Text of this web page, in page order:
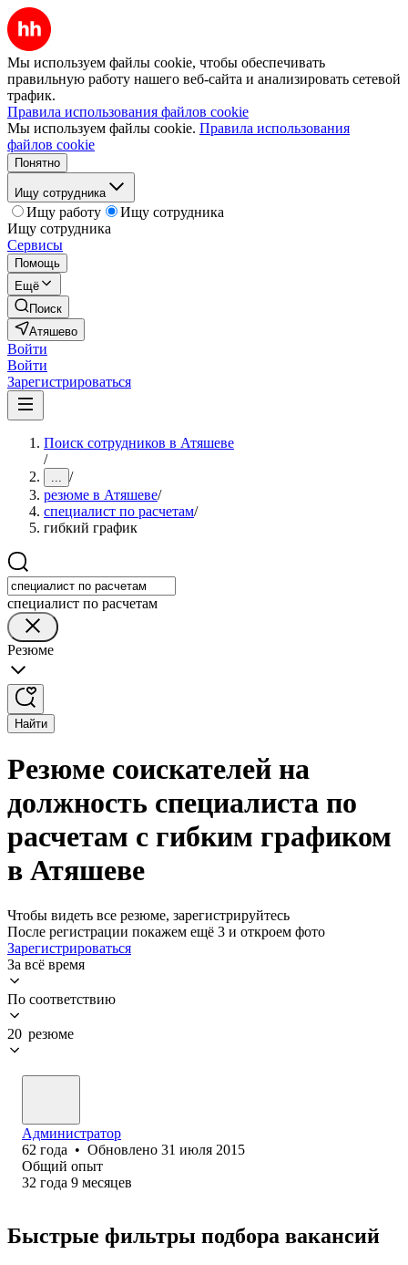
Мы используем файлы cookie, чтобы обеспечивать
правильную работу нашего веб-сайта и анализировать сетевой
трафик.
Правила использования файлов cookie
Мы используем файлы cookie. Правила использования
файлов cookie
Понятно
Ищу сотрудника
Ищу работу
Ищу сотрудника
Ищу сотрудника
Сервисы
Помощь
Ещё
Поиск
Атяшево
Войти
Войти
Зарегистрироваться
Поиск сотрудников в Атяшеве
/
... /
резюме в Атяшеве/
специалист по расчетам/
гибкий график
специалист по расчетам
Резюме
Найти
Резюме соискателей на
должность специалиста по
расчетам с гибким графиком
в Атяшеве
Чтобы видеть все резюме, зарегистрируйтесь
После регистрации покажем ещё 3 и откроем фото
Зарегистрироваться
За всё время
По соответствию
20 резюме
Администратор
62 года • Обновлено 31 июля 2015
Общий опыт
32 года 9 месяцев
Быстрые фильтры подбора вакансий